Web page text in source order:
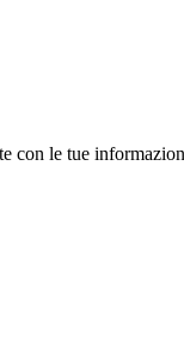
con le tue